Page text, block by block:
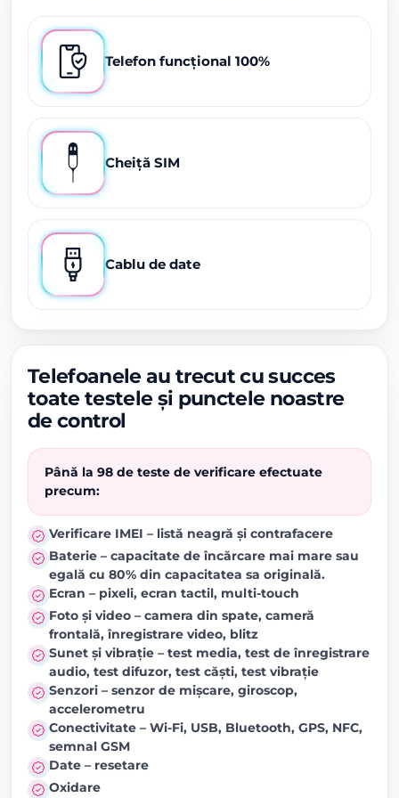
Telefon funcțional 100%
Cheiță SIM
Cablu de date
Telefoanele au trecut cu succes
toate testele și punctele noastre
de control
Până la 98 de teste de verificare efectuate
precum:
Verificare IMEI – listă neagră și contrafacere
Baterie – capacitate de încărcare mai mare sau
egală cu 80% din capacitatea sa originală.
Ecran – pixeli, ecran tactil, multi-touch
Foto și video – camera din spate, cameră
frontală, înregistrare video, blitz
Sunet și vibrație – test media, test de înregistrare
audio, test difuzor, test căști, test vibrație
Senzori – senzor de mișcare, giroscop,
accelerometru
Conectivitate – Wi-Fi, USB, Bluetooth, GPS, NFC,
semnal GSM
Date – resetare
Oxidare